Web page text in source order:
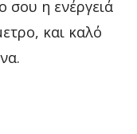
σου η ενέργειά
και καλό